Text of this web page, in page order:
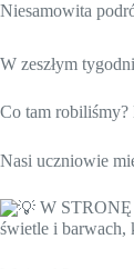
Niesamowita
W zeszłym
Co tam robiliśmy?
Nasi uczniowie
W STRONĘ
świetle i barwach,